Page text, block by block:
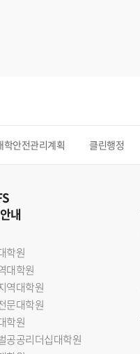
학안전관리계획 클린행정
내
학원
대학원
역대학원
문대학원
학원
공공리더십대학원